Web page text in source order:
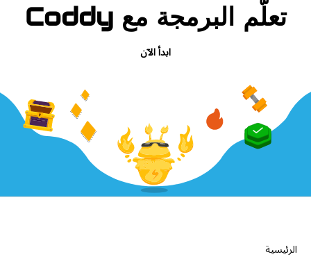
تعلّم البرمجة مع Coddy
ابدأ الآن
الرئيسية